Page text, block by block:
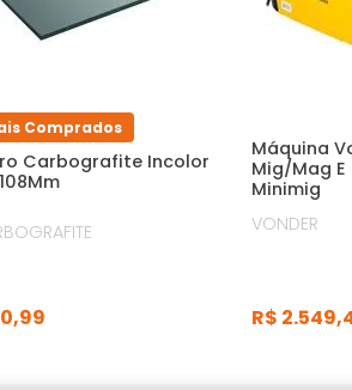
Comprados
Carbografite Incolor
0,99
Máquina
Mig/Mag E
Minimig
VONDER
R$ 2.549,